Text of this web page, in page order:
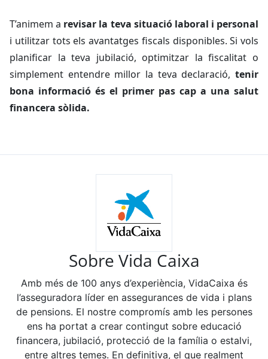
T’animem a revisar la teva situació laboral i personal
i utilitzar tots els avantatges fiscals disponibles. Si vols
planificar la teva jubilació, optimitzar la fiscalitat o
simplement entendre millor la teva declaració, tenir
bona informació és el primer pas cap a una salut
financera sòlida.
Sobre Vida Caixa
Amb més de 100 anys d’experiència, VidaCaixa és
l’asseguradora líder en assegurances de vida i plans
de pensions. El nostre compromís amb les persones
ens ha portat a crear contingut sobre educació
financera, jubilació, protecció de la família o estalvi,
entre altres temes. En definitiva, el que realment